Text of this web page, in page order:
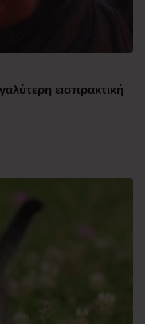
εισπρακτική